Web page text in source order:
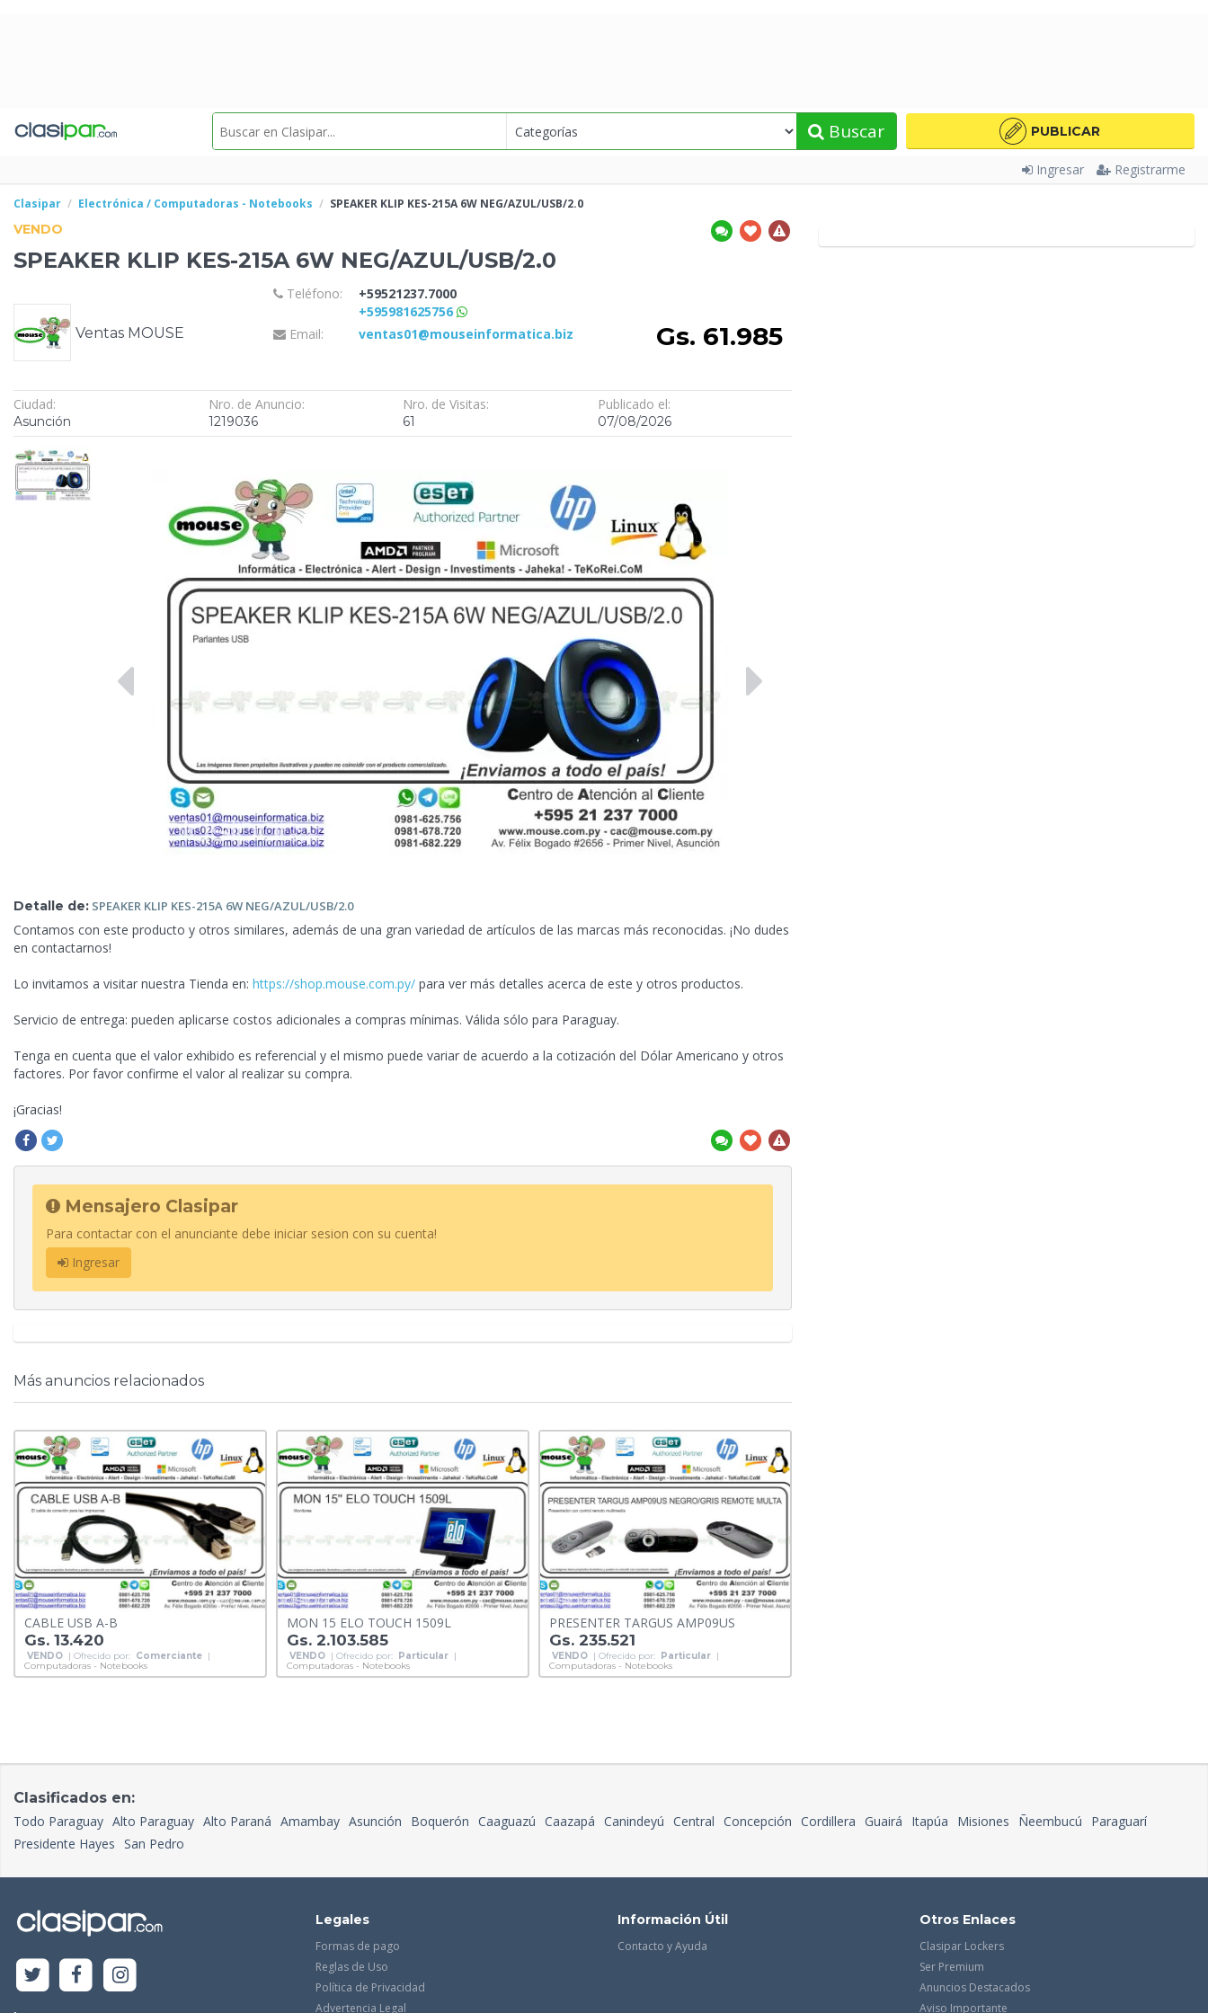
Buscar PUBLICAR
Ingresar Registrarme
Clasipar Electrónica / Computadoras - Notebooks SPEAKER KLIP KES-215A 6W NEG/AZUL/USB/2.0
VENDO
SPEAKER KLIP KES-215A 6W NEG/AZUL/USB/2.0
Ventas MOUSE
Teléfono:
+59521237.7000
+595981625756
Email:
ventas01@mouseinformatica.biz Gs. 61.985
Ciudad:
Asunción
Nro. de Anuncio:
1219036
Nro. de Visitas:
61
Publicado el:
07/08/2026
Detalle de: SPEAKER KLIP KES-215A 6W NEG/AZUL/USB/2.0
Contamos con este producto y otros similares, además de una gran variedad de artículos de las marcas más reconocidas. ¡No dudes
en contactarnos!
Lo invitamos a visitar nuestra Tienda en: https://shop.mouse.com.py/ para ver más detalles acerca de este y otros productos.
Servicio de entrega: pueden aplicarse costos adicionales a compras mínimas. Válida sólo para Paraguay.
Tenga en cuenta que el valor exhibido es referencial y el mismo puede variar de acuerdo a la cotización del Dólar Americano y otros
factores. Por favor confirme el valor al realizar su compra.
¡Gracias!
Mensajero Clasipar
Para contactar con el anunciante debe iniciar sesion con su cuenta!
Ingresar
Más anuncios relacionados
CABLE USB A-B
Gs. 13.420
VENDO | Ofrecido por: Comerciante |
Computadoras - Notebooks
MON 15 ELO TOUCH 1509L
Gs. 2.103.585
VENDO | Ofrecido por: Particular |
Computadoras - Notebooks
PRESENTER TARGUS AMP09US
Gs. 235.521
VENDO | Ofrecido por: Particular |
Computadoras - Notebooks
Clasificados en:
Todo Paraguay Alto Paraguay Alto Paraná Amambay Asunción Boquerón Caaguazú Caazapá Canindeyú Central Concepción Cordillera Guairá Itapúa Misiones Ñeembucú
Paraguarí
Presidente Hayes San Pedro
Legales
Formas de pago
Reglas de Uso
Política de Privacidad
Advertencia Legal
Información Útil
Contacto y Ayuda
Otros Enlaces
Clasipar Lockers
Ser Premium
Anuncios Destacados
Aviso Importante